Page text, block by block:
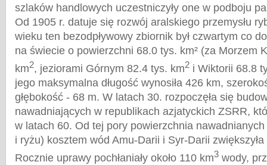
szlaków handlowych uczestniczyły one w podboju
Od 1905 r. datuje się rozwój aralskiego przemysłu
wieku ten bezodpływowy zbiornik był czwartym co
na świecie o powierzchni 68.0 tys. km² (za Morzem
km2, jeziorami Górnym 82.4 tys. km2 i Wiktorii 68.8
jego maksymalna długość wynosiła 426 km,
głębokość - 68 m. W latach 30. rozpoczęła się
nawadniających w republikach azjatyckich ZSRR,
w latach 60. Od tej pory powierzchnia nawadnianych
i ryżu) kosztem wód Amu-Darii i Syr-Darii
Rocznie uprawy pochłaniały około 110 km3 wody,